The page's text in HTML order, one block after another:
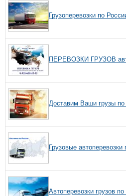
Грузоперевозки по
ПЕРЕВОЗКИ ГРУЗОВ
Доставим Ваши грузы
Грузовые
Автоперевозки грузов